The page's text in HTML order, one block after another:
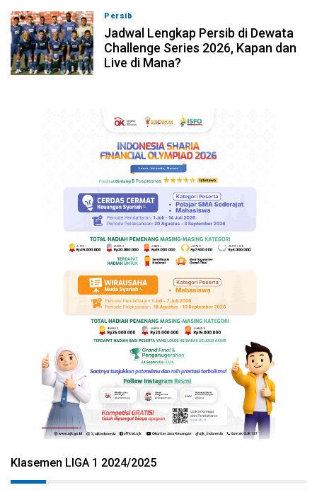
Persib
Jadwal Lengkap Persib di Dewata
Challenge Series 2026, Kapan dan
Live di Mana?
Klasemen LIGA 1 2024/2025